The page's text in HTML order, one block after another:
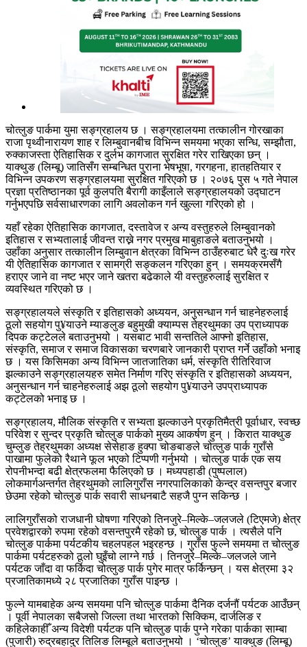
चोत्लुङ पार्कमा युमा सङ्ग्रहालय छ । सङ्ग्रहालयमा तत्कालीन गोरखाका
राजा पृथ्वीनारायण शाह र लिम्बुवानबीच विभिन्न समयमा भएका सन्धि, सम्झौता,
रुक्काजस्ता ऐतिहासिक र दुर्लभ कागजात सुरक्षित गरेर राखिएका छन् ।
याक्थुङ (लिम्बू) जातिसँग सम्बन्धित पुराना भेषभूषा, गरगहना, हातहतियार र
विभिन्न उपकरण सङ्ग्रहालयमा सुरक्षित गरिएको छ । २०७६ पुस ५ गते नेपाल
प्रज्ञा प्रतिष्ठानका पूर्व कुलपति बैरागी काइँलाले सङ्ग्रहालयको उद्घाटन
गर्नुभएपछि सर्वसाधारणका लागि अवलोकन गर्न खुल्ला गरिएको हो ।
यहाँ रहेका ऐतिहासिक कागजात, दस्तावेज र अन्य वस्तुहरुले लिम्बुवानको
इतिहास र सभ्यतालाई जीवन्त राख्ने नगर प्रमुख माबुहाङले बताउनुभयो ।
उहाँका अनुसार तत्कालीन लिम्बुवान क्षेत्रका विभिन्न ठाउँहरुबाट धेरै दुःख गरेर
यी ऐतिहासिक कागजात र सामग्री सङ्कलन गरिएका हुन् । समयक्रमसँगै
हराएर जाने वा नष्ट भएर जाने खतरा बढेकाले यी वस्तुहरुलाई सुरक्षित र
व्यवस्थित गरिएको छ ।
सङ्ग्रहालयले संस्कृति र इतिहासको अध्ययन, अनुसन्धान गर्न चाहनेहरुलाई
ठूलो सहयोग पु¥याउने म्याङलुङ बहुमुखी क्याम्पस तेह्रथुमका उप प्राध्यापक
दिपक कट्टेलले बताउनुभयो । यसबाट भावी सन्ततिले आफ्नो इतिहास,
संस्कृति, समाज र समाज विकासका चरणबारे जानकारी प्राप्त गर्ने उहाँको भनाइ
छ । यस किसिमका अन्य विभिन्न जातजातिका धर्म, संस्कृति रीतिरिवाज
झल्काउने सङ्ग्रहालयहरु समेत निर्माण गरिए संस्कृति र इतिहासको अध्ययन,
अनुसन्धान गर्न चाहनेहरुलाई अझ ठूलो सहयोग पु¥याउने उपप्राध्यापक
कट्टेलको भनाइ छ ।
सङ्ग्रहालय, मौलिक संस्कृति र सभ्यता झल्काउने प्रकृतिमैत्री पूर्वाधार, स्वच्छ
परिवेश र सुन्दर प्रकृति चोत्लुङ पार्कको मुख्य आकर्षण हुन् । किरात याक्थुङ
चुम्लुङ तेह्रथुमका अध्यक्ष सेसेहाङ हुक्पा चोङबाङले चोत्लुङ पार्क गुराँसे
पाखामा फुलेको रैथाने फूल भएको टिप्पणी गर्नुभयो । चोत्लुङ पार्क एक सय
रोपनीभन्दा बढी क्षेत्रफलमा फैलिएको छ । मध्यपहाडी (पुष्पलाल)
लोकमार्गअन्तर्गत तेह्रथुमको लालिगुराँस नगरपालिकाको केन्द्र वसन्तपुर बजार
छेउमा रहेको चोत्लुङ पार्क सवारी साधनबाटै सहजै पुग्न सकिन्छ ।
लालिगुराँसको राजधानी घोषणा गरिएको तिनजुरे–मिल्के–जलजले (टिएमजे) क्षेत्र
प्रवेशद्वारको रुपमा रहेको वसन्तपुरमै रहेको छ, चोत्लुङ पार्क । त्यसैले पनि
चोत्लुङ पार्कमा पर्यटकीय चहलपहल भइरहन्छ । गुराँस फुल्ने समयमा त चोत्लुङ
पार्कमा पर्यटहरुको ठूलो घुइँचो लाग्ने गर्छ । तिनजुरे–मिल्के–जलजले जाने
पर्यटक जाँदा वा फर्किदा चोत्लुङ पार्क पुगेर मात्र फर्किन्छन् । यस क्षेत्रमा ३२
प्रजातिकामध्ये २८ प्रजातिका गुराँस पाइन्छ ।
फुल्ने यामबाहेक अन्य समयमा पनि चोत्लुङ पार्कमा दैनिक दर्जनौं पर्यटक आउँछन्
। पूर्वी नेपालका सबैजसो जिल्ला तथा भारतको सिक्किम, दार्जलिङ र
कहिलेकाहीँ अन्य विदेशी पर्यटक पनि चोत्लुङ पार्क पुग्ने गरेका पार्कका साम्बा
(पुजारी) रुद्रबहादुर तिलिङ लिम्बूले बताउनुभयो । ‘चोत्लुङ’ याक्थुङ (लिम्बू)